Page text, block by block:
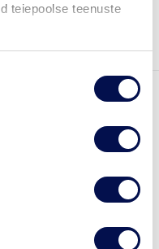
teiepoolse teenuste